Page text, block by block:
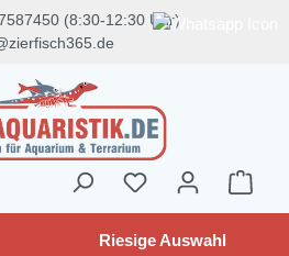
(8:30-12:30 Uhr)
Riesige Auswahl